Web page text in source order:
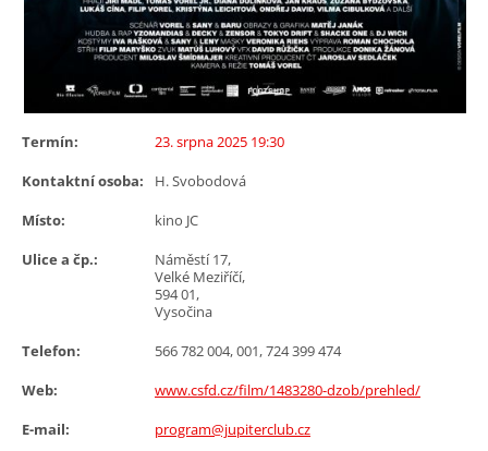
Termín:
23. srpna 2025 19:30
Kontaktní osoba:
H. Svobodová
Místo:
kino JC
Ulice a čp.:
Náměstí 17,
Velké Meziříčí,
594 01,
Vysočina
Telefon:
566 782 004, 001, 724 399 474
Web:
www.csfd.cz/film/1483280-dzob/prehled/
E-mail:
program@jupiterclub.cz